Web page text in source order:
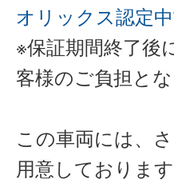
オリックス認定
※保証期間終了後
客様のご負担とな
この車両には、
用意しております